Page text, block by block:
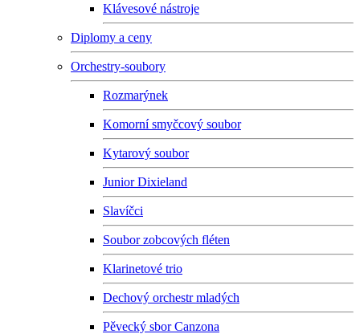
Klávesové nástroje
Diplomy a ceny
Orchestry-soubory
Rozmarýnek
Komorní smyčcový soubor
Kytarový soubor
Junior Dixieland
Slavíčci
Soubor zobcových fléten
Klarinetové trio
Dechový orchestr mladých
Pěvecký sbor Canzona